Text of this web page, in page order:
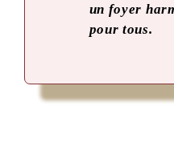
un foyer
pour tous.